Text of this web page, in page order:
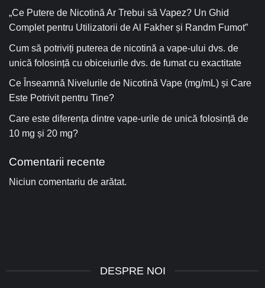
„Ce Putere de Nicotină Ar Trebui să Vapez? Un Ghid
Complet pentru Utilizatorii de Al Fakher și Randm Fumot”
Cum să potriviți puterea de nicotină a vape-ului dvs. de
unică folosință cu obiceiurile dvs. de fumat cu exactitate
Ce Înseamnă Nivelurile de Nicotină Vape (mg/mL) și Care
Este Potrivit pentru Tine?
Care este diferența dintre vape-urile de unică folosință de
10 mg și 20 mg?
Comentarii recente
Niciun comentariu de arătat.
DESPRE NOI